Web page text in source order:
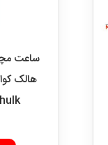
ساعت